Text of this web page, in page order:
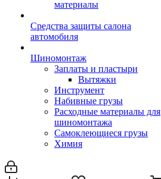
материалы
Средства защиты салона
автомобиля
Шиномонтаж
Заплаты и пластыри
Вытяжки
Инструмент
Набивные грузы
Расходные материалы для
шиномонтажа
Самоклеющиеся грузы
Химия